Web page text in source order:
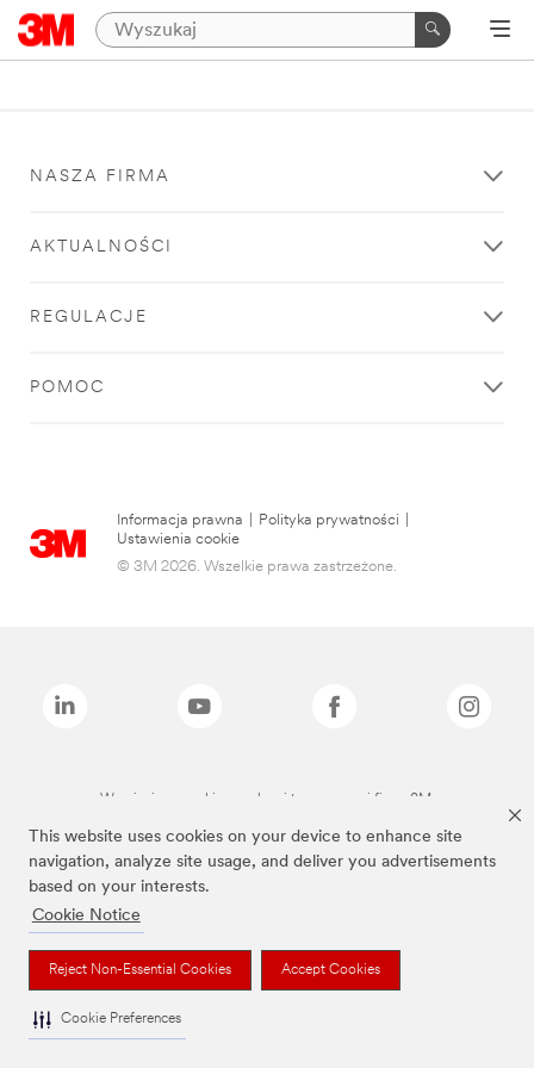
This website uses cookies on your device to enhance site
navigation, analyze site usage, and deliver you advertisements
based on your interests.
Cookie Notice
Reject Non-Essential Cookies Accept Cookies
Cookie Preferences
NASZA FIRMA
AKTUALNOŚCI
REGULACJE
POMOC
Informacja prawna Polityka prywatności
Ustawienia cookie
© 3M 2026. Wszelkie prawa zastrzeżone.
Wymienione marki są znakami towarowymi firmy 3M.